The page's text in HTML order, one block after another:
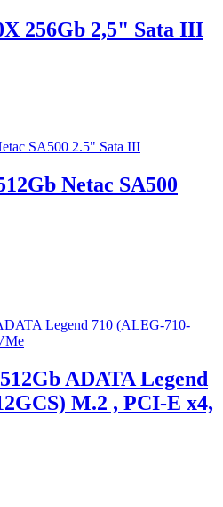
256Gb 2,5" Sata III
Netac SA500
ADATA Legend
M.2 , PCI-E x4,